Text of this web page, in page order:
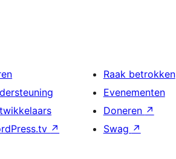
↗
Raak betrokken
Evenementen
Doneren ↗
Swag ↗